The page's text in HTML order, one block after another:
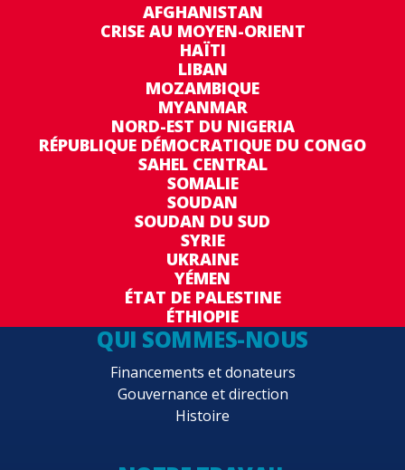
AFGHANISTAN
CRISE AU MOYEN-ORIENT
HAÏTI
LIBAN
MOZAMBIQUE
MYANMAR
NORD-EST DU NIGERIA
RÉPUBLIQUE DÉMOCRATIQUE DU CONGO
SAHEL CENTRAL
SOMALIE
SOUDAN
SOUDAN DU SUD
SYRIE
UKRAINE
YÉMEN
ÉTAT DE PALESTINE
ÉTHIOPIE
QUI SOMMES-NOUS
Financements et donateurs
Gouvernance et direction
Histoire